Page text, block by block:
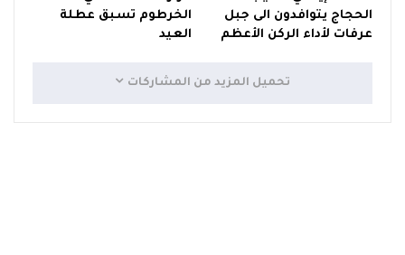
الحجاج يتوافدون الى جبل
عرفات لأداء الركن الأعظم
الخرطوم تسبق عطلة
العيد
تحميل المزيد من المشاركات